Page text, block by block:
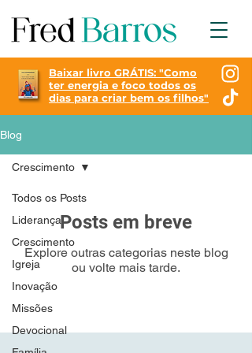
Baixar livro GRÁTIS: "Como
ter energia e foco todos os
dias para criar bem os filhos"
Blog
Todos os Posts
Liderança
Crescimento
Igreja
Inovação
Missões
Devocional
Crescimento
Posts em breve
Explore outras categorias neste blog
ou volte mais tarde.